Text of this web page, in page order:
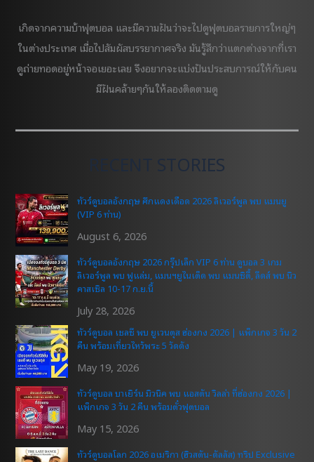
เกิดจากความบ้าฟุตบอล และมีความฝันว่าจะไปดูฟุตบอลรายการใหญ่ๆ
ในต่างประเทศ เมื่อไปสัมผัสบรรยากาศจริง มันรู้สึกว่าแตกต่างจากที่เรา
ดูถ่ายทอดอยู่หน้าจอเยอะเลย จึงอยากจะแบ่งปันประสบการณ์ให้กับคน
มีฝันคล้ายๆกันให้ลองติดตามดู
RECENT STORIES
ทัวร์ดูบอลอังกฤษ ศึกแดงเดือด 2026 ลิเวอร์พูล พบ แมนยู
(VIP 6 ท่าน)
August 6, 2026
ทัวร์ดูบอลอังกฤษ 2026 กรุ๊ปเล็ก VIP 6 ท่าน ดูบอล 3 เกม
ลิเวอร์พูล พบ ฟูแล่ม, แมนฯยูไนเต็ด พบ แมนซิตี้, ลีดส์ พบ นิว
คาสเซิล 10-17 ก.ย.นี้
July 28, 2026
ทัวร์ดูบอล เชลซี พบ ยูเวนตุส ฮ่องกง 2026 | แพ็กเกจ 3 วัน 2
คืน พร้อมเที่ยวไหว้พระ 5 วัดดัง
May 19, 2026
ทัวร์ดูบอล บาเยิร์น มิวนิค พบ แอสตัน วิลล่า ที่ฮ่องกง 2026 |
แพ็กเกจ 3 วัน 2 คืน พร้อมตั๋วฟุตบอล
May 15, 2026
ทัวร์ดูบอลโลก 2026 อเมริกา (ฮิวสตัน-ดัลลัส) ทริป Exclusive